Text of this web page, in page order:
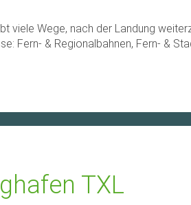
viele Wege, nach der Landung
Fern- & Regionalbahnen, Fern- &
TXL